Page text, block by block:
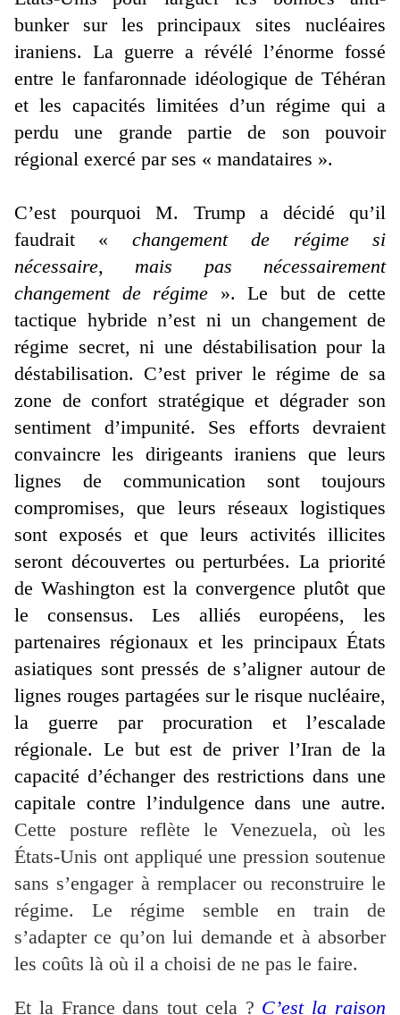
bunker sur les principaux sites nucléaires
iraniens. La guerre a révélé l’énorme fossé
entre le fanfaronnade idéologique de Téhéran
et les capacités limitées d’un régime qui a
perdu une grande partie de son pouvoir
régional exercé par ses « mandataires ».
C’est pourquoi M. Trump a décidé qu’il
faudrait « changement de régime si
nécessaire, mais pas nécessairement
changement de régime ». Le but de cette
tactique hybride n’est ni un changement de
régime secret, ni une déstabilisation pour la
déstabilisation. C’est priver le régime de sa
zone de confort stratégique et dégrader son
sentiment d’impunité. Ses efforts devraient
convaincre les dirigeants iraniens que leurs
lignes de communication sont toujours
compromises, que leurs réseaux logistiques
sont exposés et que leurs activités illicites
seront découvertes ou perturbées. La priorité
de Washington est la convergence plutôt que
le consensus. Les alliés européens, les
partenaires régionaux et les principaux États
asiatiques sont pressés de s’aligner autour de
lignes rouges partagées sur le risque nucléaire,
la guerre par procuration et l’escalade
régionale. Le but est de priver l’Iran de la
capacité d’échanger des restrictions dans une
capitale contre l’indulgence dans une autre.
Cette posture reflète le Venezuela, où les
États-Unis ont appliqué une pression soutenue
sans s’engager à remplacer ou reconstruire le
régime. Le régime semble en train de
s’adapter ce qu’on lui demande et à absorber
les coûts là où il a choisi de ne pas le faire.
Et la France dans tout cela ? C’est la raison